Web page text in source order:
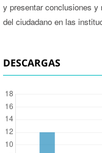
y presentar conclusiones y
del ciudadano en las
DESCARGAS